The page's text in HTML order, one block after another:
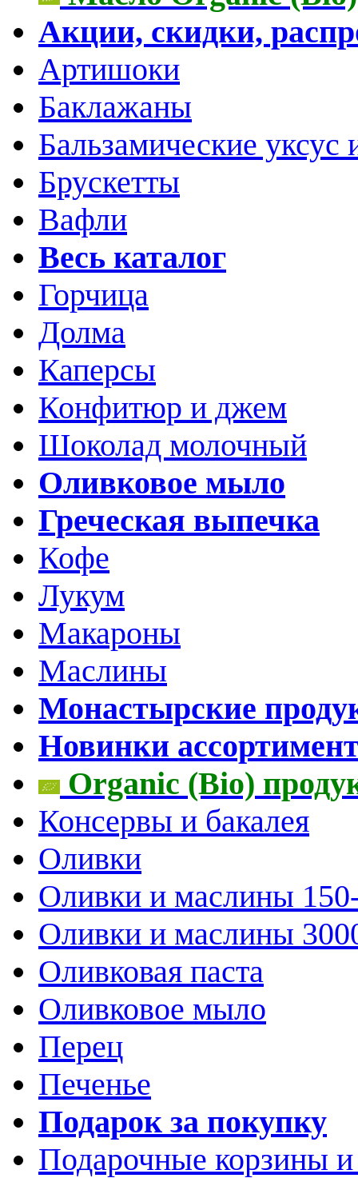
Акции, скидки,
Артишоки
Баклажаны
Бальзамические уксус
Брускетты
Вафли
Весь каталог
Горчица
Долма
Каперсы
Конфитюр и джем
Шоколад молочный
Оливковое мыло
Греческая выпечка
Кофе
Лукум
Макароны
Маслины
Монастырские
Новинки
Organic (Bio)
Консервы и бакалея
Оливки
Оливки и маслины
Оливки и маслины
Оливковая паста
Оливковое мыло
Перец
Печенье
Подарок за покупку
Подарочные корзины